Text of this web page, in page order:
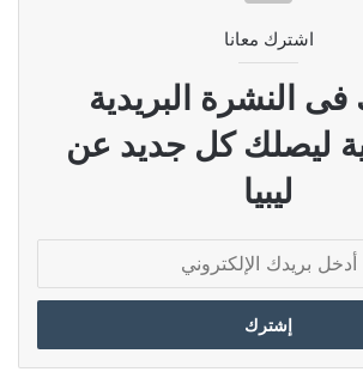
اشترك معانا
النشرة البريدية
ليصلك كل جديد عن
ليبيا